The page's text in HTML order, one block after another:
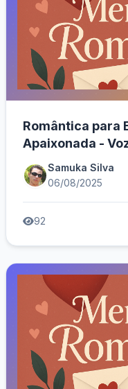
Romântica para
Apaixonada -
Samuka Silva
06/08/2025
92